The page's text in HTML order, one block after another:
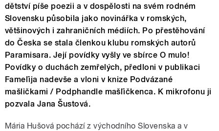
dětství píše poezii a v dospělosti na svém rodném
Slovensku působila jako novinářka v romských,
většinových i zahraničních médiích. Po přestěhování
do Česka se stala členkou klubu romských autorů
Paramisara. Její povídky vyšly ve sbírce O mulo!
Povídky o duchách zemřelých, předloni v publikaci
Fameľija nadevše a vloni v knize Podvázané
mašličkami / Podphandle mašľičkenca. K mikrofonu ji
pozvala Jana Šustová.
Mária Hušová pochází z východního Slovenska a v